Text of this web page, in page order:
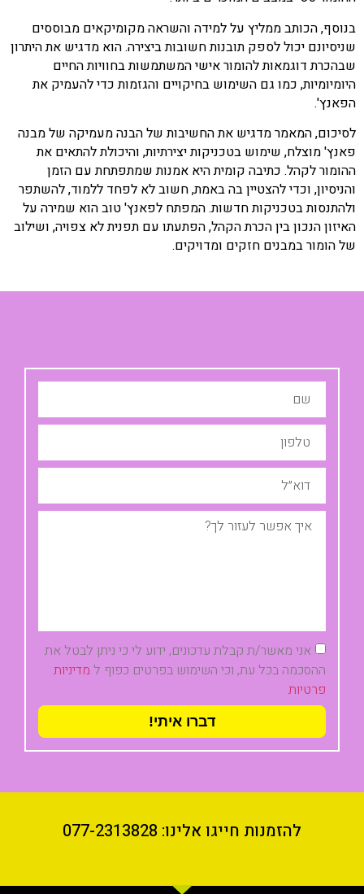
בנוסף, הכותב ממליץ על למידה והשראה מקומיקאים מבוססים
שניסיונם יכול לספק תובנות חשובות ביצירה. הוא מדגיש את היתרון
שבהכרת דוגמאות להומור אישי המשתמשות בחוויות החיים
היומיומיות, כמו גם השימוש בחיקויים והגזמות כדי להעמיק את
הפאנץ'.
לסיכום, המאמר מדגיש את החשיבות של הבנה מעמיקה של מבנה
פאנץ' מוצלח, שימוש בטכניקות יצירתיות, והיכולת להתאים את
ההומור לקהל. כתיבה קומית היא אמנות שמתפתחת עם הזמן
והניסיון, וכדי להצטיין בה באמת, חשוב לא לפחד ללמוד, להשתפר
ולהתנסות בטכניקות חדשות. המפתח לפאנץ' טוב הוא שמירה על
האיזון הנכון בין הכרת הקהל, הפתעתו עם תפנית לא צפויה, ושילוב
של הומור במבנים חזקים ומדויקים.
אני מאשר/ת קבלת עדכונים, ידוע לי כי ניתן לבטל את
ההסכמה בכל עת, וכי השימוש בפרטים כפוף ל מדיניות
פרטיות
דברו איתי!
להזמנות חייגו אלינו: 077-2313828